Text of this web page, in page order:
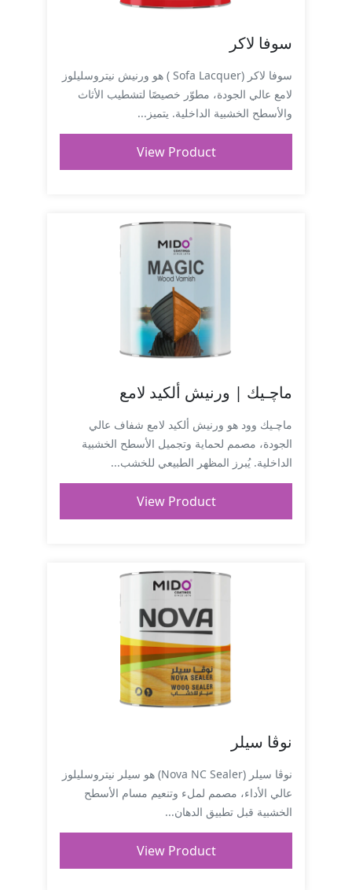
سوفا لاكر
سوفا لاكر (Sofa Lacquer ) هو ورنيش نيتروسليلوز
لامع عالي الجودة، مطوّر خصيصًا لتشطيب الأثاث
والأسطح الخشبية الداخلية. يتميز...
View Product
ماچـيك | ورنيش ألكيد لامع
ماچـيك وود هو ورنيش ألكيد لامع شفاف عالي
الجودة، مصمم لحماية وتجميل الأسطح الخشبية
الداخلية. يُبرز المظهر الطبيعي للخشب...
View Product
نوڤا سيلر
نوڤا سيلر (Nova NC Sealer) هو سيلر نيتروسليلوز
عالي الأداء، مصمم لملء وتنعيم مسام الأسطح
الخشبية قبل تطبيق الدهان...
View Product